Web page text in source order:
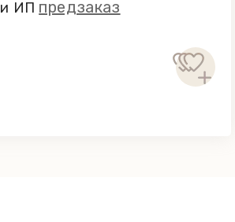
ИП предзаказ